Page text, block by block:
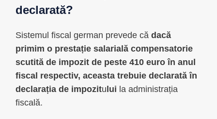
declarată?
Sistemul fiscal german prevede că dacă
primim o prestație salarială compensatorie
scutită de impozit de peste 410 euro în anul
fiscal respectiv, aceasta trebuie declarată în
declarația de impozitului la administrația
fiscală.